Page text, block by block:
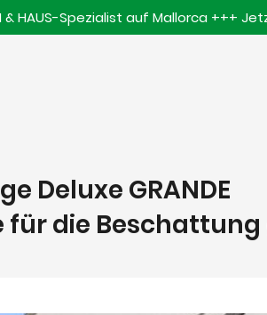
& HAUS-Spezialist auf Mallorca +++
Deluxe GRANDE
für die